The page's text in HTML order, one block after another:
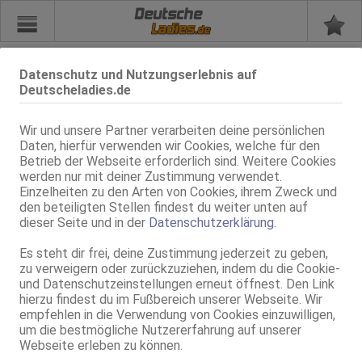
Datenschutz und Nutzungserlebnis auf
Deutscheladies.de
Wir und unsere Partner verarbeiten deine persönlichen
Daten, hierfür verwenden wir Cookies, welche für den
Betrieb der Webseite erforderlich sind. Weitere Cookies
werden nur mit deiner Zustimmung verwendet.
Einzelheiten zu den Arten von Cookies, ihrem Zweck und
den beteiligten Stellen findest du weiter unten auf
dieser Seite und in der Datenschutzerklärung
Es steht dir frei, deine Zustimmung jederzeit zu geben,
zu verweigern oder zurückzuziehen, indem du die Cookie-
und Datenschutzeinstellungen erneut öffnest. Den Link
hierzu findest du im Fußbereich unserer Webseite. Wir
empfehlen in die Verwendung von Cookies einzuwilligen,
um die bestmögliche Nutzererfahrung auf unserer
Webseite erleben zu können.
Deutsche
Merkzettel
Nutze einfach "Anzeige merken" bei deinen favorisierten
Anzeigen.
Zurück
nach oben
Zur PC/Tablet Version